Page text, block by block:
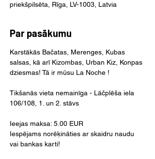
priekšpilsēta, Rīga, LV-1003, Latvia
Par pasākumu
Karstākās Bačatas, Merenges, Kubas
salsas, kā arī Kizombas, Urban Kiz, Konpas
dziesmas! Tā ir mūsu La Noche !
Tikšanās vieta nemainīga - Lāčplēša iela
106/108, 1. un 2. stāvs
Ieejas maksa: 5.00 EUR
Iespējams norēķināties ar skaidru naudu
vai bankas karti!